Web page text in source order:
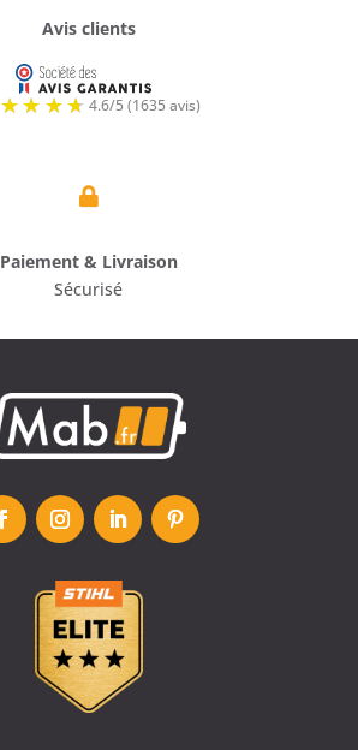
Avis clients

Paiement & Livraison
Sécurisé